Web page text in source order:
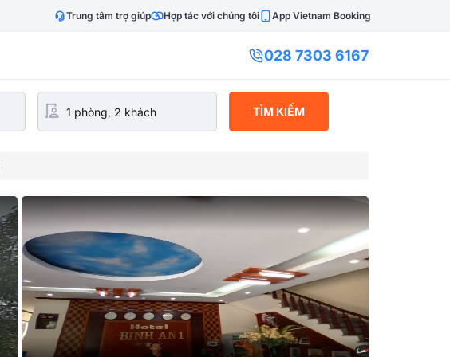
Trung tâm trợ giúp Hợp tác với chúng tôi App Vietnam Booking
028 7303 6167
TÌM KIẾM